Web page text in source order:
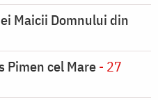
Maicii Domnului din
Pimen cel Mare- 27